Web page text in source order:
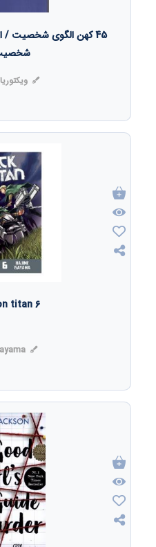
45 کهن الگوی شخصیت /
6 attack on titan
hajime isayama